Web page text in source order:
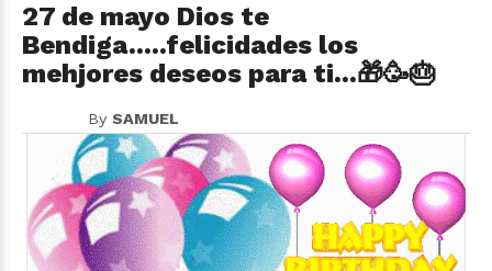
27 de mayo Dios te
Bendiga.....felicidades los
mehjores deseos para ti...🎁🥳🎂
By SAMUEL